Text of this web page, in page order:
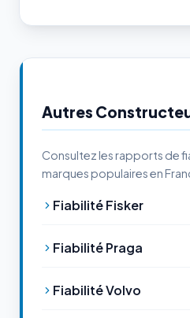
Autres
Consultez les rapports de
marques populaires en
Fiabilité Fisker
Fiabilité Praga
Fiabilité Volvo